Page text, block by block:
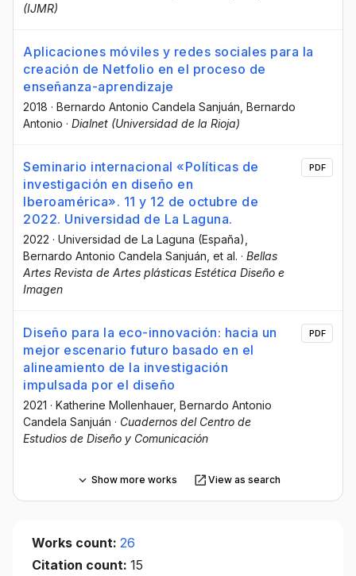
(IJMR)
Aplicaciones móviles y redes sociales para la
creación de Netfolio en el proceso de
enseñanza-aprendizaje
2018 · Bernardo Antonio Candela Sanjuán , Bernardo
Antonio · Dialnet (Universidad de la Rioja)
Seminario internacional «Políticas de
investigación en diseño en
Iberoamérica». 11 y 12 de octubre de
2022. Universidad de La Laguna.
2022 · Universidad de La Laguna (España)
Bernardo Antonio Candela Sanjuán , et al. · Bellas
Artes Revista de Artes plásticas Estética Diseño e
Imagen
PDF
Diseño para la eco-innovación: hacia un
mejor escenario futuro basado en el
alineamiento de la investigación
impulsada por el diseño
2021 · Katherine Mollenhauer, Bernardo Antonio
Candela Sanjuán · Cuadernos del Centro de
Estudios de Diseño y Comunicación
PDF
Show more works View as search
Works count: 26
Citation count: 15